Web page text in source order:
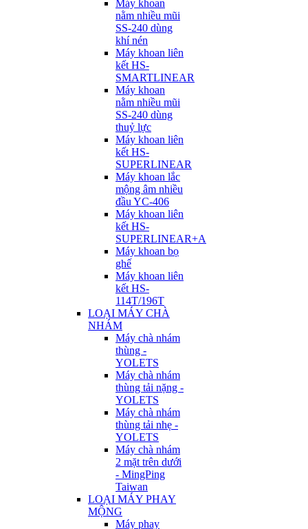
Máy khoan
nằm nhiều mũi
SS-240 dùng
khí nén
Máy khoan liên
kết HS-
SMARTLINEAR
Máy khoan
nằm nhiều mũi
SS-240 dùng
thuỷ lực
Máy khoan liên
kết HS-
SUPERLINEAR
Máy khoan lắc
mộng âm nhiều
đầu YC-406
Máy khoan liên
kết HS-
SUPERLINEAR+A
Máy khoan bọ
ghế
Máy khoan liên
kết HS-
114T/196T
LOẠI MÁY CHÀ
NHÁM
Máy chà nhám
thùng -
YOLETS
Máy chà nhám
thùng tải nặng -
YOLETS
Máy chà nhám
thùng tải nhẹ -
YOLETS
Máy chà nhám
2 mặt trên dưới
- MingPing
Taiwan
LOẠI MÁY PHAY
MỘNG
Máy phay